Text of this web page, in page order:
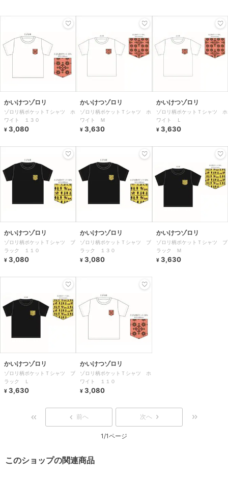
かいけつゾロリ
ゾロリ柄ポケットＴシャツ ホ
ワイト １３０
¥ 3,080
かいけつゾロリ
ゾロリ柄ポケットＴシャツ ホ
ワイト Ｍ
¥ 3,630
かいけつゾロリ
ゾロリ柄ポケットＴシャツ ホ
ワイト Ｌ
¥ 3,630
かいけつゾロリ
ゾロリ柄ポケットＴシャツ ブ
ラック １１０
¥ 3,080
かいけつゾロリ
ゾロリ柄ポケットＴシャツ ブ
ラック １３０
¥ 3,080
かいけつゾロリ
ゾロリ柄ポケットＴシャツ ブ
ラック Ｍ
¥ 3,630
かいけつゾロリ
ゾロリ柄ポケットＴシャツ ブ
ラック Ｌ
¥ 3,630
かいけつゾロリ
ゾロリ柄ポケットＴシャツ ホ
ワイト １１０
¥ 3,080
前へ 次へ
1/1ページ
このショップの関連商品